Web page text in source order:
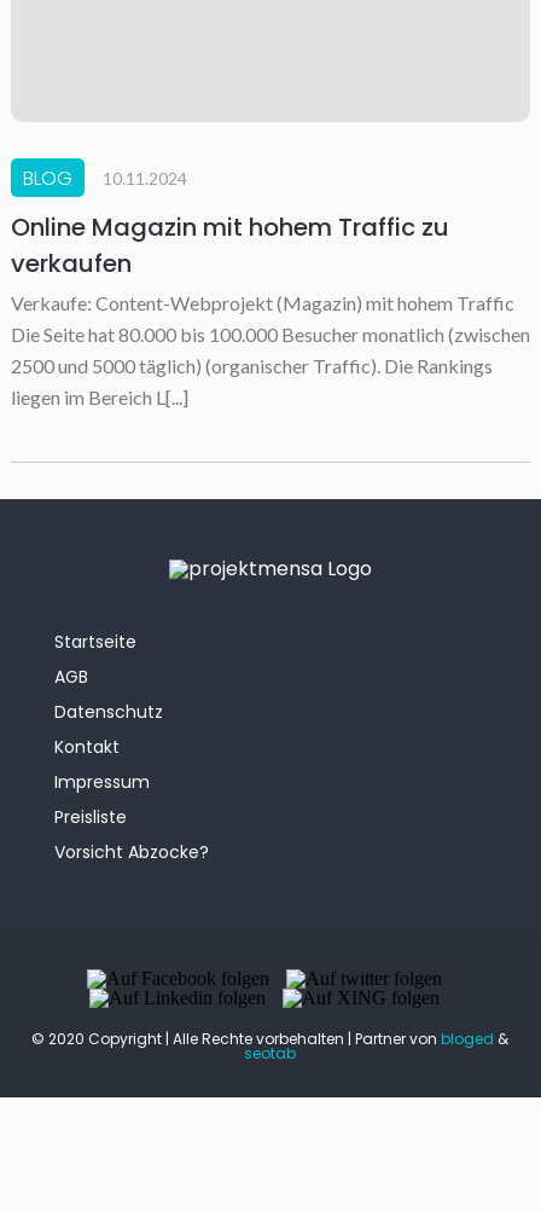
BLOG 10.11.2024
Online Magazin mit hohem Traffic zu
verkaufen
Verkaufe: Content-Webprojekt (Magazin) mit hohem Traffic
Die Seite hat 80.000 bis 100.000 Besucher monatlich (zwischen
2500 und 5000 täglich) (organischer Traffic). Die Rankings
liegen im Bereich L[...]
Startseite
AGB
Datenschutz
Kontakt
Impressum
Preisliste
Vorsicht Abzocke?
© 2020 Copyright | Alle Rechte vorbehalten | Partner von bloged &
seotab